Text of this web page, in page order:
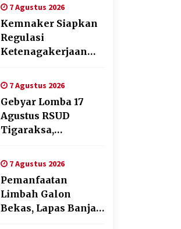
Digital
7 Agustus 2026
Kemnaker Siapkan
Regulasi
Ketenagakerjaan
dengan Tantangan
Dunia Kerja Modern
7 Agustus 2026
Gebyar Lomba 17
Agustus RSUD
Tigaraksa,
dengan Nuansa
Kebersamaan
7 Agustus 2026
Pemanfaatan
Limbah Galon
Bekas, Lapas Banjar